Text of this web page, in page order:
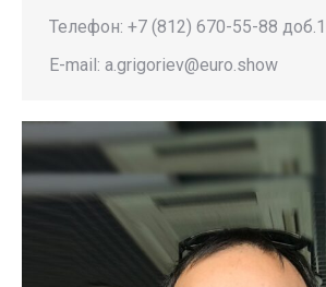
Телефон: +7 (812) 670-55-88
E-mail: a.grigoriev@euro.show